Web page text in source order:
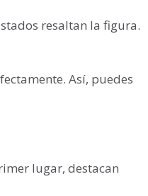
resaltan la figura.
Así, puedes
lugar, destacan